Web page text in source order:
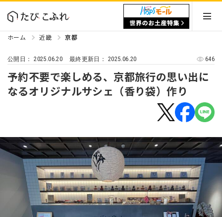
ホーム 近畿 京都
公開日：2025.06.20 最終更新日： 2025.06.20 646
予約不要で楽しめる、京都旅行の思い出に
なるオリジナルサシェ（香り袋）作り